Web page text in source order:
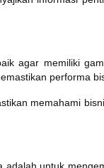
agar memiliki
performa
memahami
untuk